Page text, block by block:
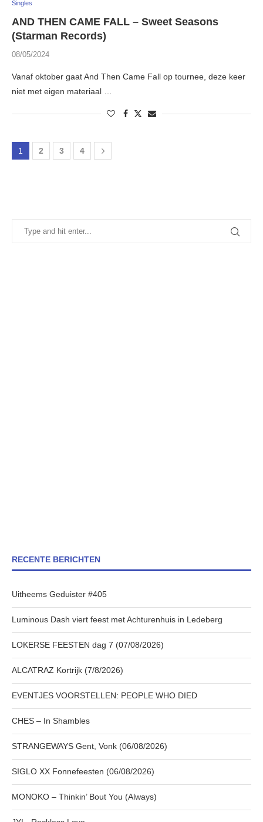
Singles
AND THEN CAME FALL – Sweet Seasons
(Starman Records)
08/05/2024
Vanaf oktober gaat And Then Came Fall op tournee, deze keer
niet met eigen materiaal …
1 2 3 4
RECENTE BERICHTEN
Uitheems Geduister #405
Luminous Dash viert feest met Achturenhuis in Ledeberg
LOKERSE FEESTEN dag 7 (07/08/2026)
ALCATRAZ Kortrijk (7/8/2026)
EVENTJES VOORSTELLEN: PEOPLE WHO DIED
CHES – In Shambles
STRANGEWAYS Gent, Vonk (06/08/2026)
SIGLO XX Fonnefeesten (06/08/2026)
MONOKO – Thinkin’ Bout You (Always)